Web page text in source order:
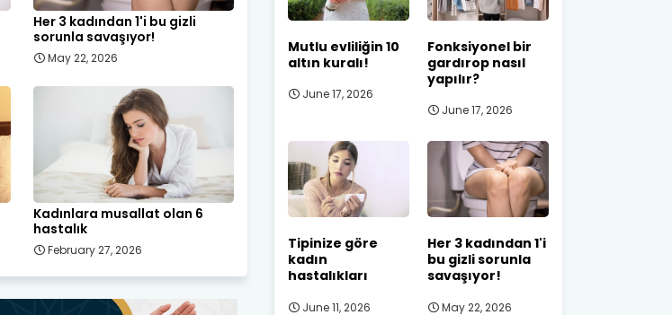
Her 3 kadından 1'i bu gizli
sorunla savaşıyor!
May 22, 2026
Kadınlara musallat olan 6
hastalık
February 27, 2026
Mutlu evliliğin 10
altın kuralı!
June 17, 2026
Fonksiyonel bir
gardırop nasıl
yapılır?
June 17, 2026
Tipinize göre
kadın
hastalıkları
June 11, 2026
Her 3 kadından 1'i
bu gizli sorunla
savaşıyor!
May 22, 2026